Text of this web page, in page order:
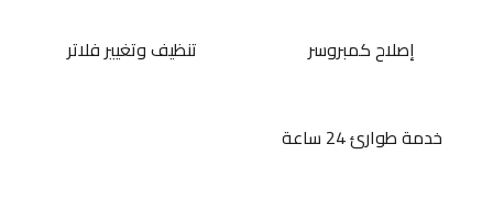
إصلاح كمبروسر تنظيف وتغيير فلاتر
خدمة طوارئ 24 ساعة